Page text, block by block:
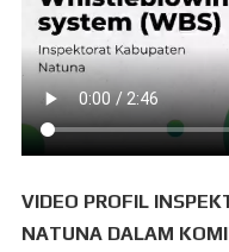
VIDEO PROFIL
NATUNA DALAM